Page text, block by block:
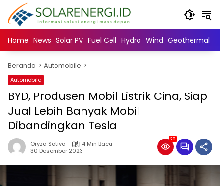
Langsung
konten
Home News Solar PV Fuel Cell Hydro Wind Geothermal
Beranda Automobile
Automobile
BYD, Produsen Mobil Listrik Cina, Siap
Jual Lebih Banyak Mobil
Dibandingkan Tesla
Oryza Sativa
4 Min Baca
30 Desember 2023
28